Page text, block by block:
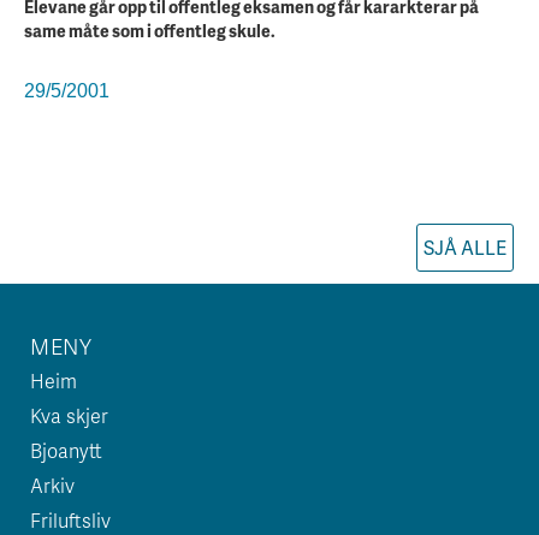
Elevane går opp til offentleg eksamen og får kararkterar på
same måte som i offentleg skule.
29/5/2001
SJÅ ALLE
MENY
Heim
Kva skjer
Bjoanytt
Arkiv
Friluftsliv